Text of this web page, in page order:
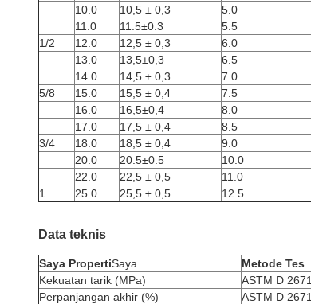
10.0
10,5 ± 0,3 5.0
11.0
11.5±0.3 5.5
1/2
12.0 12,5 ± 0,3 6.0
13.0
13,5±0,3 6.5
14.0
14,5 ± 0,3 7.0
5/8
15.0 15,5 ± 0,4 7.5
16.0
16,5±0,4 8.0
17.0
17,5 ± 0,4 8.5
3/4
18.0 18,5 ± 0,4 9.0
20.0
20.5±0.5 10.0
22.0
22,5 ± 0,5 11.0
1
25.0 25,5 ± 0,5 12.5
Data teknis
Saya PropertiSaya Metode Tes
Kekuatan tarik (MPa)
ASTM D 2671
Perpanjangan akhir (%)
ASTM D 2671